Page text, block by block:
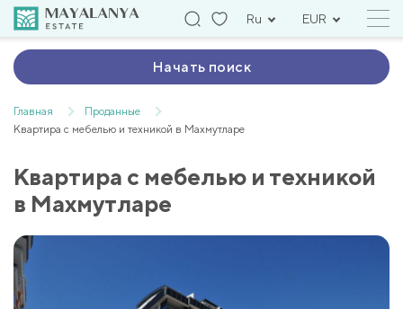
Ru EUR
Начать поиск
Главная
Проданные
Квартира с мебелью и техникой в Махмутларе
Квартира с мебелью и техникой
в Махмутларе